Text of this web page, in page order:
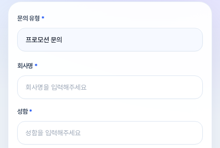
문의 유형
프로모션 문의
회사명
성함